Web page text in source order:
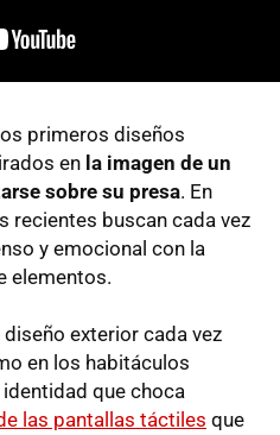
primeros diseños
en la imagen de un
sobre su presa. En
recientes buscan cada vez
y emocional con la
elementos.
exterior cada vez
en los habitáculos
que choca
las pantallas táctiles que